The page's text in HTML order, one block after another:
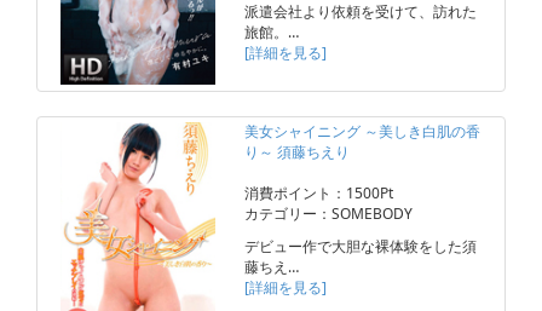
派遣会社より依頼を受けて、訪れた
旅館。…
[詳細を見る]
美女シャイニング ～美しき白肌の香
り～ 須藤ちえり
消費ポイント：1500Pt
カテゴリー：SOMEBODY
デビュー作で大胆な裸体験をした須
藤ちえ…
[詳細を見る]